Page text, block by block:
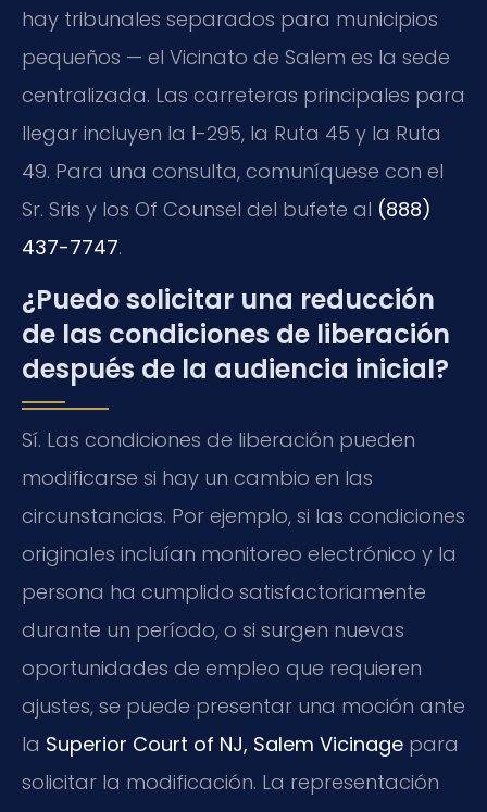
hay tribunales separados para municipios
pequeños — el Vicinato de Salem es la sede
centralizada. Las carreteras principales para
llegar incluyen la I-295, la Ruta 45 y la Ruta
49. Para una consulta, comuníquese con el
Sr. Sris y los Of Counsel del bufete al (888)
437-7747.
¿Puedo solicitar una reducción
de las condiciones de liberación
después de la audiencia inicial?
Sí. Las condiciones de liberación pueden
modificarse si hay un cambio en las
circunstancias. Por ejemplo, si las condiciones
originales incluían monitoreo electrónico y la
persona ha cumplido satisfactoriamente
durante un período, o si surgen nuevas
oportunidades de empleo que requieren
ajustes, se puede presentar una moción ante
la Superior Court of NJ, Salem Vicinage para
solicitar la modificación. La representación